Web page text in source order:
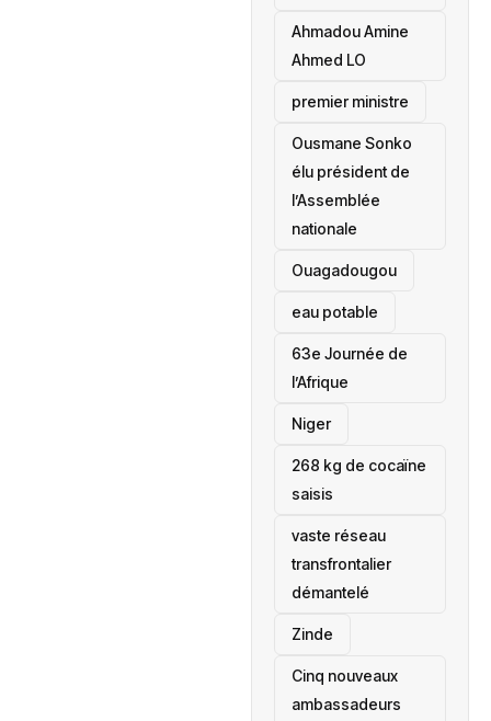
Ahmadou Amine
Ahmed LO
premier ministre
Ousmane Sonko
élu président de
l’Assemblée
nationale
‎Ouagadougou
eau potable
63e Journée de
l’Afrique
‎Niger
268 kg de cocaïne
saisis
vaste réseau
transfrontalier
démantelé
Zinde
Cinq nouveaux
ambassadeurs